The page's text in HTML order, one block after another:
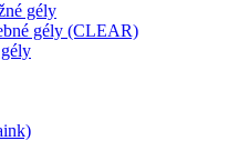
gély
gély (CLEAR)